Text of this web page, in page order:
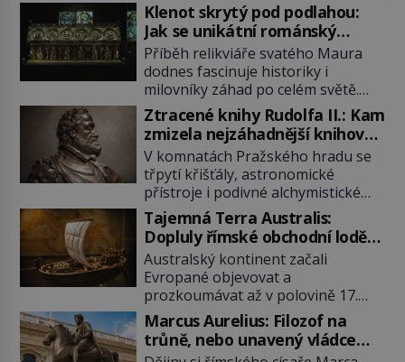
Klenot skrytý pod podlahou:
Jak se unikátní románský
poklad dostal do zapadlého
Bečova?
Příběh relikviáře svatého Maura
dodnes fascinuje historiky i
milovníky záhad po celém světě.
Tato románská zlatnická památka
ze 13. století je po českých
korunovačních klenotech druhým
nejcennějším movitým majetkem v
České republice. Přestože byl
klenot v roce 1985 po dramatickém
pátrání kriminalistů úspěšně
nalezen, jeho minulost stále
obestírá hustá mlha. Otázky, jak
přesně se tato […]
Ztracené knihy Rudolfa II.: Kam
zmizela nejzáhadnější knihovna
Evropy?
V komnatách Pražského hradu se
třpytí křišťály, astronomické
přístroje i podivné alchymistické
rukopisy. Císař Rudolf II.
shromažďuje vše, co souvisí s
tajemstvím přírody, hvězd i
lidského poznání. Jenže po jeho
smrti se jeho slavné sbírky začínají
rozpadat a část z nich mizí navždy.
Kdo odnesl nejvzácnější knihy? A
existují ještě někde zapomenuté
rukopisy, které nikdo […]
Tajemná Terra Australis:
Dopluly římské obchodní lodě
až do Austrálie?
Australský kontinent začali
Evropané objevovat a
prozkoumávat až v polovině 17.
století. Existuje však možnost, že
by se o tento vzdálený kontinent
mohly zajímat již evropské
Marcus Aurelius: Filozof na
trůně, nebo unavený vládce